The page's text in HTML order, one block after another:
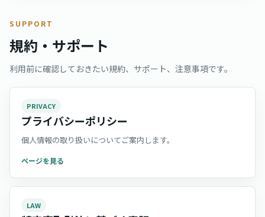
SUPPORT
規約・サポート
利用前に確認しておきたい規約、サポート、注意事項です。
PRIVACY
プライバシーポリシー
個人情報の取り扱いについてご案内します。
ページを見る
LAW